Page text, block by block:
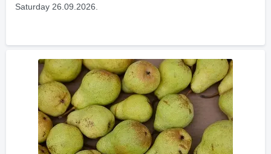
Saturday 26.09.2026.